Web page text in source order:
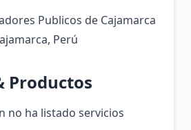
Publicos de Cajamarca
Perú
Productos
no ha listado servicios